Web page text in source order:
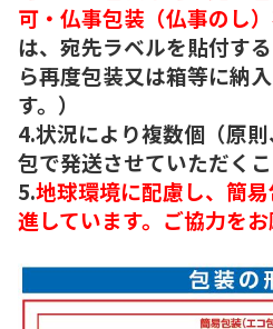
可・仏事包装（仏事のし）
は、宛先ラベルを貼付す
ら再度包装又は箱等に納
す。）
4.状況により複数個（原
包で発送させていただくこ
5.地球環境に配慮し、簡
進しています。ご協力をお